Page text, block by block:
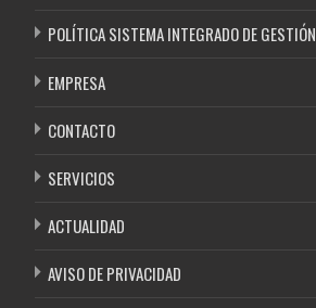
POLÍTICA SISTEMA INTEGRADO DE GESTIÓN
EMPRESA
CONTACTO
SERVICIOS
ACTUALIDAD
AVISO DE PRIVACIDAD